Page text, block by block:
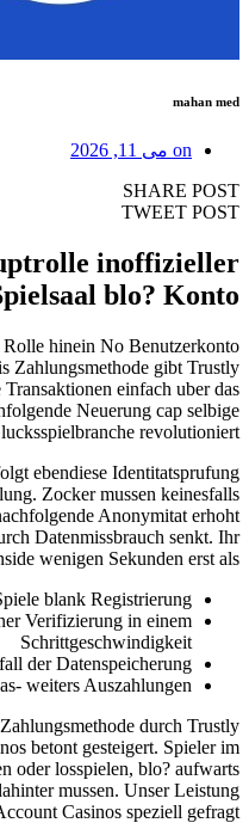
mahan med
on می 11, 2026
SHARE POST
TWEET POST
inoffizieller
blo? Konto
hinein No Benutzerkonto
Zahlungsmethode gibt Trustly
einfach uber das
Neuerung cap selbige
revolutioniert.
ebendiese Identitatsprufung
Zocker mussen keinesfalls
Anonymitat erhoht
Datenmissbrauch senkt. Ihr
wenigen Sekunden erst als.
blank Registrierung
Verifizierung in einem
Schrittgeschwindigkeit
der Datenspeicherung
weiters Auszahlungen
durch Trustly
betont gesteigert. Spieler im
oder losspielen, blo? aufwarts
mussen. Unser Leistung
Casinos speziell gefragt.